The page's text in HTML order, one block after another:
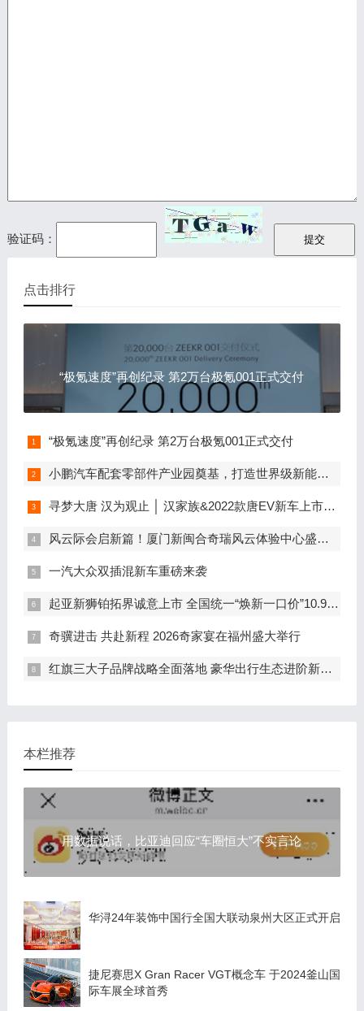
验证码：
点击排行
“极氪速度”再创纪录 第2万台极氪001正式交付
“极氪速度”再创纪录 第2万台极氪001正式交付
小鹏汽车配套零部件产业园奠基，打造世界级新能源智能汽车集群
寻梦大唐 汉为观止 │ 汉家族&2022款唐EV新车上市发布会，敬请期待！
风云际会启新篇！厦门新闽合奇瑞风云体验中心盛大开业
一汽大众双插混新车重磅来袭
起亚新狮铂拓界诚意上市 全国统一“焕新一口价”10.99万元起
奇骥进击 共赴新程 2026奇家宴在福州盛大举行
红旗三大子品牌战略全面落地 豪华出行生态进阶新篇章
本栏推荐
用数据说话，比亚迪回应“车圈恒大”不实言论
华浔24年装饰中国行全国大联动泉州大区正式开启
捷尼赛思X Gran Racer VGT概念车 于2024釜山国
际车展全球首秀